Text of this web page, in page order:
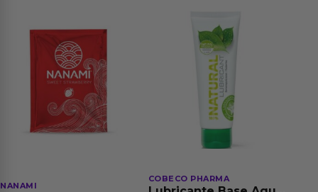
NANAMI
COBECO PHARMA